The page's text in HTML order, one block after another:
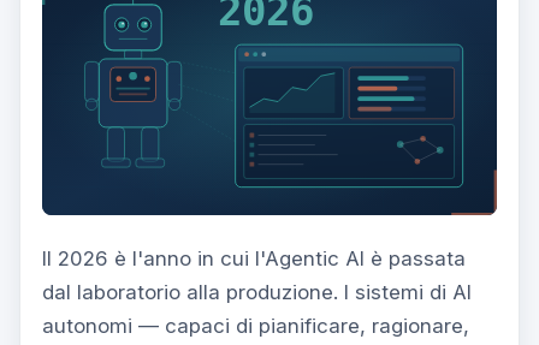
Il 2026 è l'anno in cui l'Agentic AI è passata
dal laboratorio alla produzione. I sistemi di AI
autonomi — capaci di pianificare, ragionare,